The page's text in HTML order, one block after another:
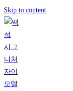
Skip to content